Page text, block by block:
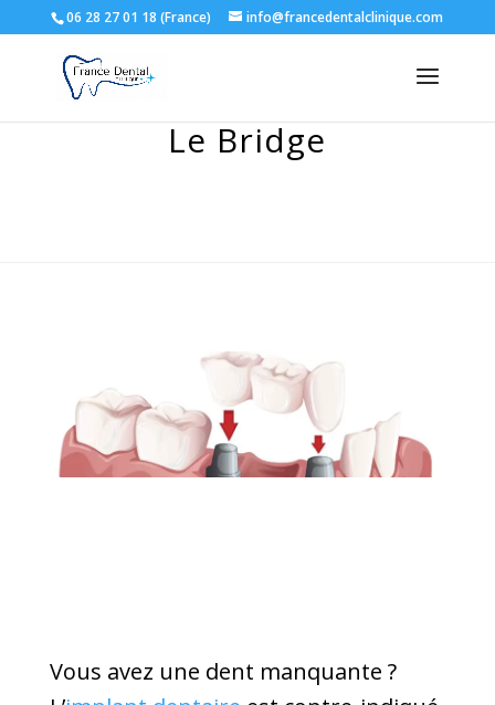
06 28 27 01 18 (France) info@francedentalclinique.com
Le Bridge
Vous avez une dent manquante ?